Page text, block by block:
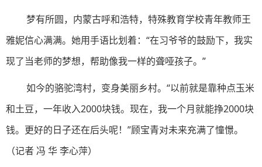
梦有所圆，内蒙古呼和浩特，特殊教育学校青年教师王
雅妮信心满满。她用手语比划着：“在习爷爷的鼓励下，我实
现了当老师的梦想，帮助像我一样的聋哑孩子。”
如今的骆驼湾村，变身美丽乡村。“以前就是靠种点玉米
和土豆，一年收入2000块钱。现在，我一个月就能挣2000块
钱。更好的日子还在后头呢！”顾宝青对未来充满了憧憬。
（记者 冯 华 李心萍）